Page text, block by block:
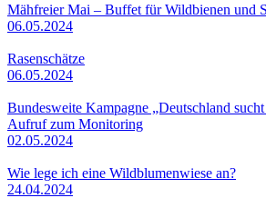
Mähfreier Mai – Buffet für Wildbienen und
06.05.2024
Rasenschätze
06.05.2024
Bundesweite Kampagne „Deutschland
Aufruf zum Monitoring
02.05.2024
Wie lege ich eine Wildblumenwiese an?
24.04.2024